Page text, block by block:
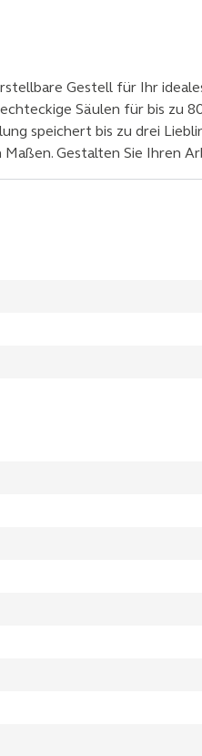
Gestell für Ihr
Säulen für bis zu
speichert bis zu drei
Gestalten Sie Ihren